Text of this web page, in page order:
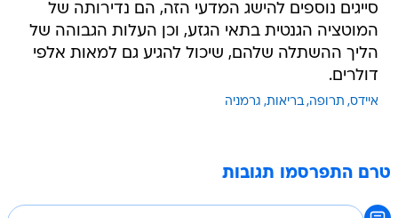
סייגים נוספים להישג המדעי הזה, הם נדירותה של
המוטציה הגנטית בתאי הגזע, וכן העלות הגבוהה של
הליך ההשתלה שלהם, שיכול להגיע גם למאות אלפי
דולרים.
איידס תרופה בריאות גרמניה
טרם התפרסמו תגובות